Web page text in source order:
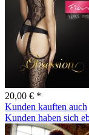
20,00 € *
Kunden kauften auch
Kunden haben sich